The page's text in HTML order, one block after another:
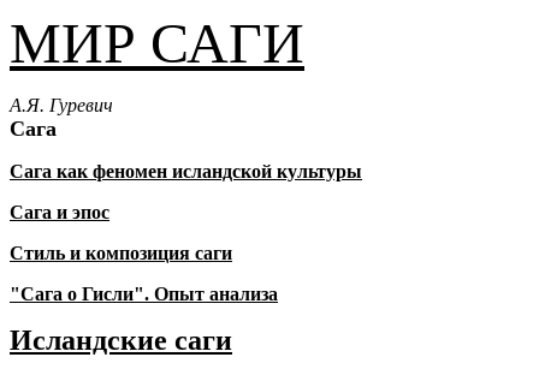
МИР САГИ
А.Я. Гуревич
Сага
Сага как феномен исландской культуры
Сага и эпос
Стиль и композиция саги
"Сага о Гисли". Опыт анализа
Исландские саги